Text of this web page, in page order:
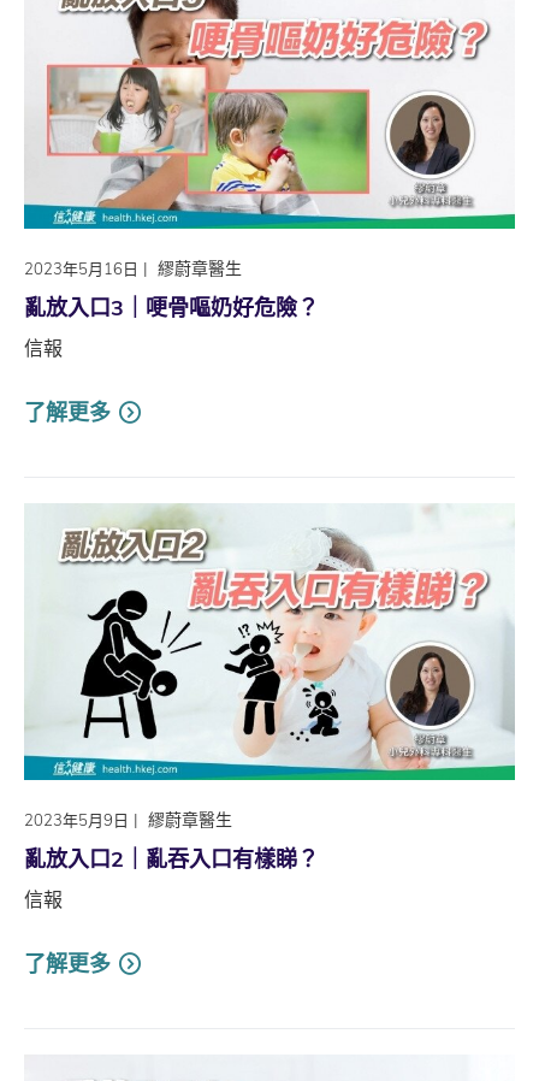
2023年5月16日 | 繆蔚章醫生
亂放入口3｜哽骨嘔奶好危險？
信報
了解更多
2023年5月9日 | 繆蔚章醫生
亂放入口2｜亂吞入口有樣睇？
信報
了解更多